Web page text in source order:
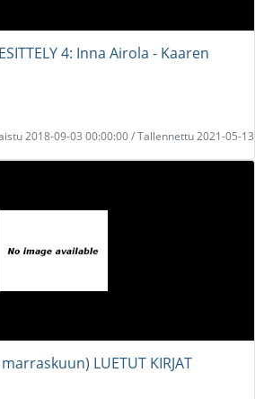
4: Inna Airola - Kaaren
2018-09-03 00:00:00 / Tallennettu 2021-05-13
LUETUT KIRJAT